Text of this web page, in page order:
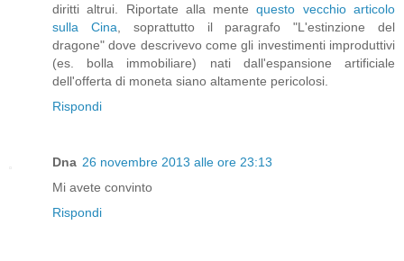
diritti altrui. Riportate alla mentequesto vecchio articolo
sulla Cina, soprattutto il paragrafo "L'estinzione del
dragone" dove descrivevo come gli investimenti improduttivi
(es. bolla immobiliare) nati dall'espansione artificiale
dell'offerta di moneta siano altamente pericolosi.
Rispondi
Dna 26 novembre 2013 alle ore 23:13
Mi avete convinto
Rispondi